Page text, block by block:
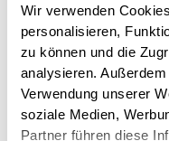
Wir verwenden
personalisieren,
zu können und die
analysieren.
Verwendung unserer
soziale Medien,
Partner führen diese